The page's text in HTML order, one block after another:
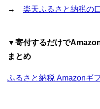
→ 楽天ふるさと納税の
▼寄付するだけで
まとめ
ふるさと納税 Amazonギ